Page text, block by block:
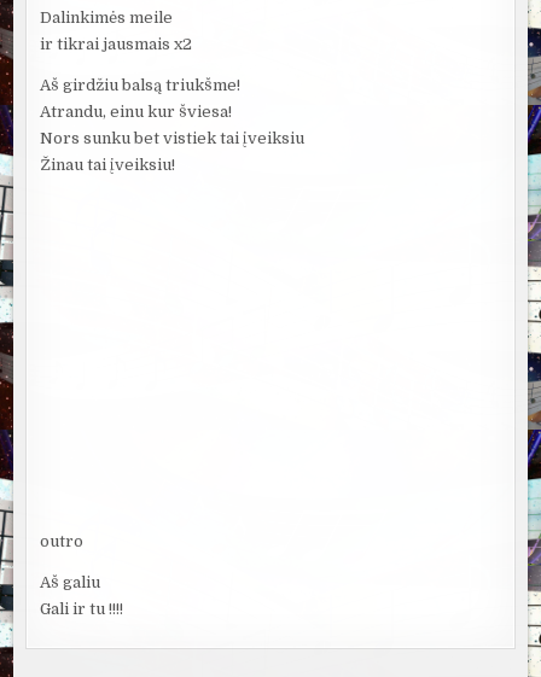
Dalinkimės meile
ir tikrai jausmais x2
Aš girdžiu balsą triukšme!
Atrandu, einu kur šviesa!
Nors sunku bet vistiek tai įveiksiu
Žinau tai įveiksiu!
outro
Aš galiu
Gali ir tu !!!!